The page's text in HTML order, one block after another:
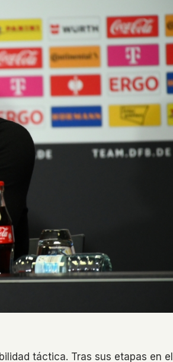
táctica. Tras sus etapas en el